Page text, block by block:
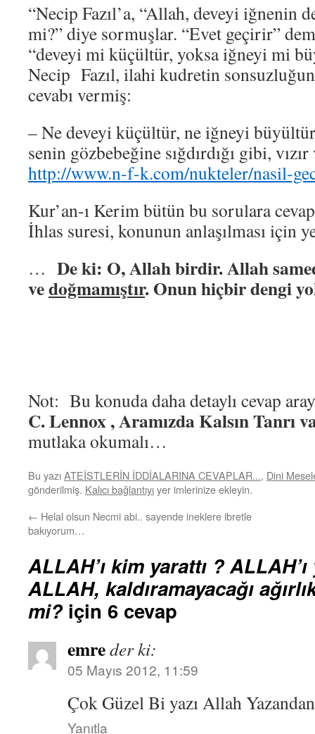
“Necip Fazıl’a, “Allah, deveyi iğnenin
mi?” diye sormuşlar. “Evet geçirir”
“deveyi mi küçültür, yoksa iğneyi mi
Necip Fazıl, ilahi kudretin
cevabı vermiş:
– Ne deveyi küçültür, ne iğneyi
senin gözbebeğine sığdırdığı gibi,
http://www.n-f-k.com/nukteler/nasil-
Kur’an-ı Kerim bütün bu sorulara
İhlas suresi, konunun anlaşılması için
… De ki: O, Allah birdir. Allah
vedoğmamıştır. Onun hiçbir dengi
Not: Bu konuda daha detaylı cevap
C. Lennox , Aramızda Kalsın Tanrı
mutlaka okumalı…
Bu yazıATEİSTLERİN İDDİALARINA CEVAPLAR..., Dini
gönderilmiş. Kalıcı bağlantıyıyer imlerinize ekleyin.
← Helal olsun Necmi abi.. sayende ineklere ibretle
bakıyorum…
ALLAH’ı kim yarattı ?
ALLAH, kaldıramayacağı
mi?için 6 cevap
emreder ki:
05 Mayıs 2012, 11:59
Çok Güzel Bi yazı Allah
Yanıtla